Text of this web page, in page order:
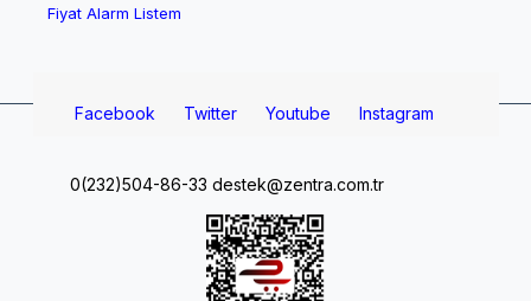
Fiyat Alarm Listem
Facebook Twitter Youtube Instagram
0(232)504-86-33 destek@zentra.com.tr